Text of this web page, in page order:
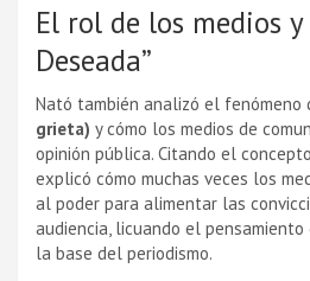
El rol de los medios
Deseada”
Nató también analizó el fenómeno
grieta) y cómo los medios de
opinión pública. Citando el
explicó cómo muchas veces los
al poder para alimentar las
audiencia, licuando el
la base del periodismo.